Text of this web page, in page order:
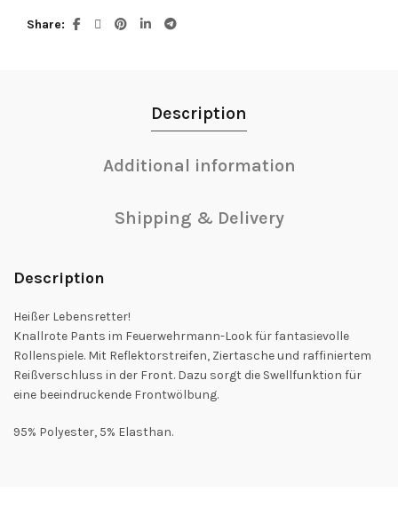
Share
Description
Additional information
Shipping & Delivery
Description
Heißer Lebensretter!
Knallrote Pants im Feuerwehrmann-Look für fantasievolle
Rollenspiele. Mit Reflektorstreifen, Ziertasche und raffiniertem
Reißverschluss in der Front. Dazu sorgt die Swellfunktion für
eine beeindruckende Frontwölbung.
95% Polyester, 5% Elasthan.